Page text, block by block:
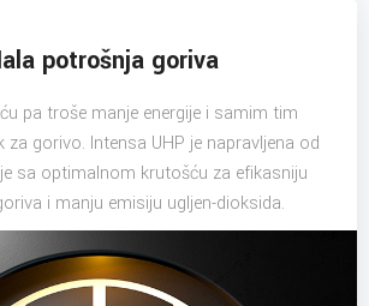
potrošnja goriva
pa troše manje energije i samim tim
gorivo. Intensa UHP je napravljena od
sa optimalnom krutošću za efikasniju
i manju emisiju ugljen-dioksida.